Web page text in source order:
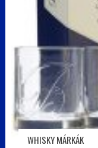
WHISKY MÁRKÁK